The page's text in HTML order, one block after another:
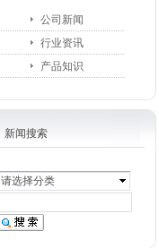
新闻搜索
请选择分类
公司新闻
行业资讯
产品知识